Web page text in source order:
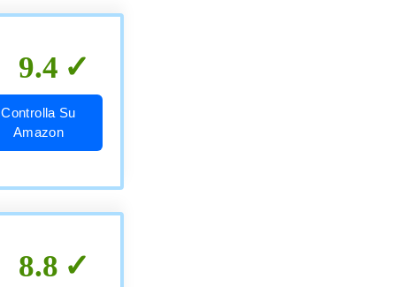
9.4
Controlla Su
Amazon
8.8